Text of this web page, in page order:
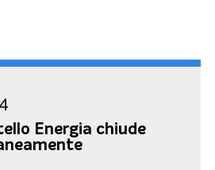
Energia chiude